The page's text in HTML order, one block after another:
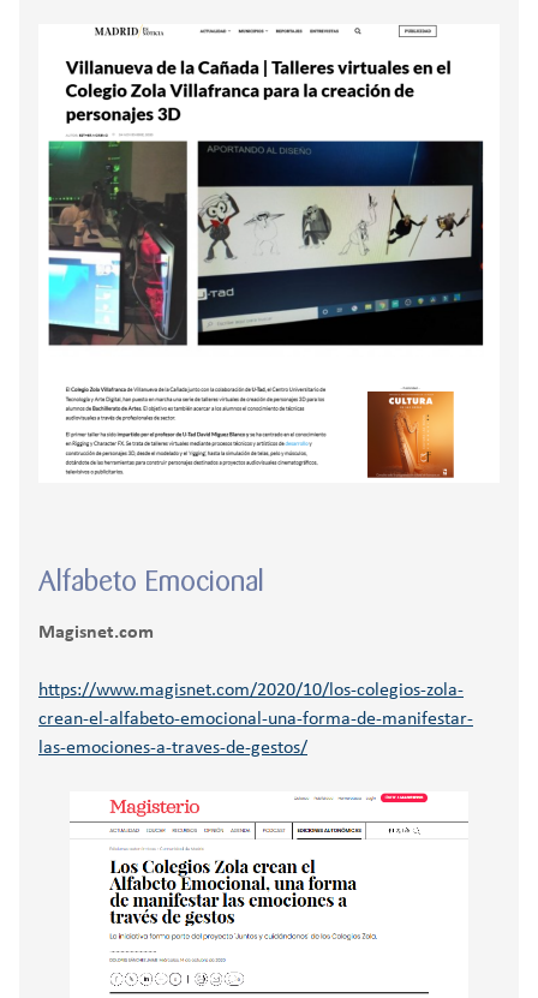
Alfabeto Emocional
Magisnet.com
https://www.magisnet.com/2020/10/los-colegios-zola-
crean-el-alfabeto-emocional-una-forma-de-manifestar-
las-emociones-a-traves-de-gestos/